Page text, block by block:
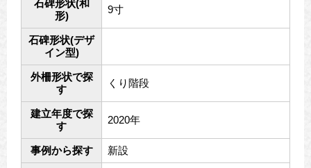
石碑形状(和
形)
9寸
石碑形状(デザ
イン型)
外柵形状で探
す
くり階段
建立年度で探
す
2020年
事例から探す 新設